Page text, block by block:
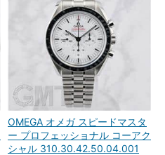
OMEGA オメガ スピードマスタ
ー プロフェッショナル コーアク
シャル 310.30.42.50.04.001